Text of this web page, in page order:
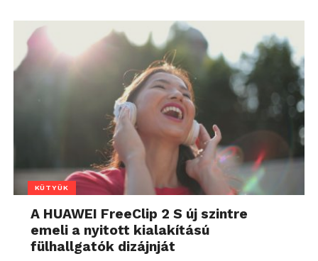
KÜTYÜK
A HUAWEI FreeClip 2 S új szintre
emeli a nyitott kialakítású
fülhallgatók dizájnját